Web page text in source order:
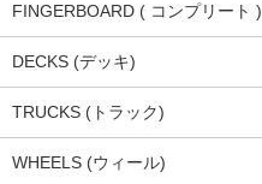
FINGERBOARD ( コンプリート )
DECKS (デッキ)
TRUCKS (トラック)
WHEELS (ウィール)